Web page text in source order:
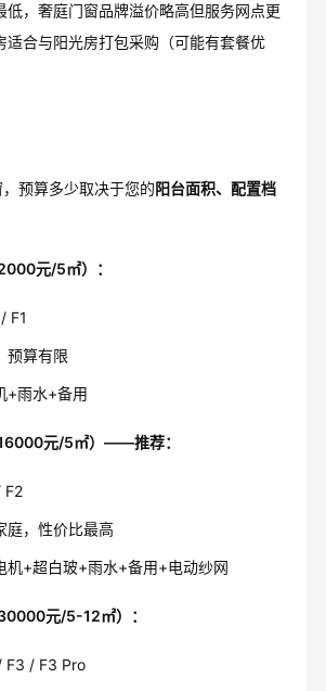
低，奢庭门窗品牌溢价略高但服务网点更
适合与阳光房打包采购（可能有套餐优
预算多少取决于您的阳台面积、配置档
元/5㎡）：
F1
预算有限
+雨水+备用
元/5㎡）——推荐：
F2
庭，性价比最高
机+超白玻+雨水+备用+电动纱网
元/5-12㎡）：
F3 / F3 Pro